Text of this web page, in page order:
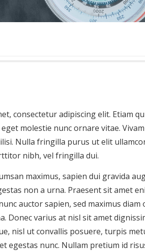
consectetur adipiscing elit. Etiam
molestie nunc ornare vitae.
Nulla fringilla purus ut elit
nibh, vel fringilla dui.
maximus, sapien dui gravida
non a urna. Praesent sit amet
auctor sapien, sed maximus
Donec varius at nisl sit amet
nisl ut convallis posuere, turpis
egestas nunc. Nullam pretium id